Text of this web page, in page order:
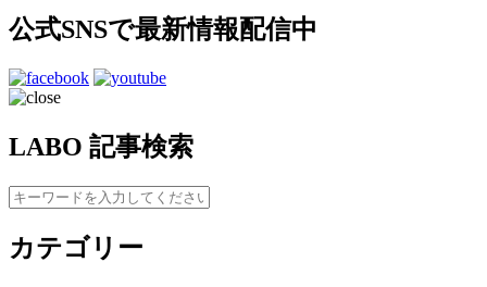
公式SNSで最新情報配信中
LABO 記事検索
カテゴリー